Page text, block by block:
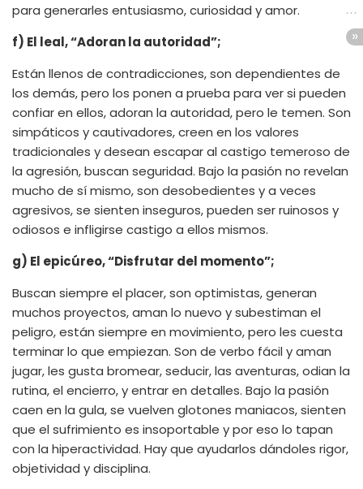
para generarles entusiasmo, curiosidad y amor.
f) El leal, “Adoran la autoridad”;
Están llenos de contradicciones, son dependientes de
los demás, pero los ponen a prueba para ver si pueden
confiar en ellos, adoran la autoridad, pero le temen. Son
simpáticos y cautivadores, creen en los valores
tradicionales y desean escapar al castigo temeroso de
la agresión, buscan seguridad. Bajo la pasión no revelan
mucho de sí mismo, son desobedientes y a veces
agresivos, se sienten inseguros, pueden ser ruinosos y
odiosos e infligirse castigo a ellos mismos.
g) El epicúreo, “Disfrutar del momento”;
Buscan siempre el placer, son optimistas, generan
muchos proyectos, aman lo nuevo y subestiman el
peligro, están siempre en movimiento, pero les cuesta
terminar lo que empiezan. Son de verbo fácil y aman
jugar, les gusta bromear, seducir, las aventuras, odian la
rutina, el encierro, y entrar en detalles. Bajo la pasión
caen en la gula, se vuelven glotones maniacos, sienten
que el sufrimiento es insoportable y por eso lo tapan
con la hiperactividad. Hay que ayudarlos dándoles rigor,
objetividad y disciplina.